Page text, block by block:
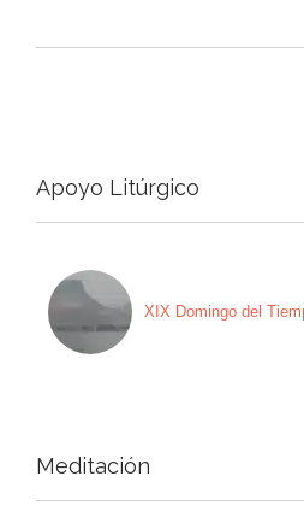
Apoyo Litúrgico
XIX Domingo del
Meditación